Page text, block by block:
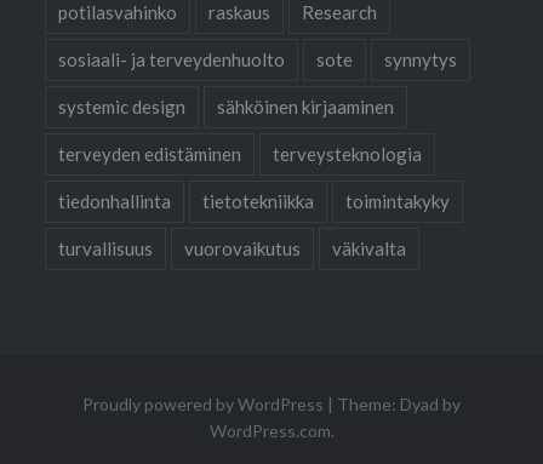
potilasvahinko raskaus Research
sosiaali- ja terveydenhuolto sote synnytys
systemic design sähköinen kirjaaminen
terveyden edistäminen terveysteknologia
tiedonhallinta tietotekniikka toimintakyky
turvallisuus vuorovaikutus väkivalta
Proudly powered by WordPress | Theme: Dyad by
WordPress.com.